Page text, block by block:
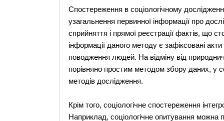
Спостереження в соціологічному
узагальнення первинної інформації про
сприйняття і прямої реєстрації фактів, що
інформації даного методу є зафіксовані
поводження людей. На відміну від
порівняно простим методом збору даних, у
методів дослідження.
Крім того, соціологічне спостереження
Наприклад, соціологічне опитування